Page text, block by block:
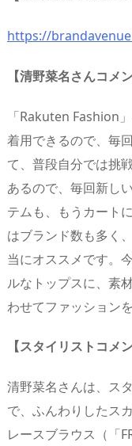
https://
【清野菜名さんコメン
「Rakuten Fashion
着用できるので、毎
て、普段自分では挑
あるので、毎回新し
テムも、もうカート
はブランド数も多く
当にオススメです。
ルなトップスに、素
わせてファッション
【スタイリストコメ
清野菜名さんは、ス
で、ふんわりしたス
レースブラウス（「